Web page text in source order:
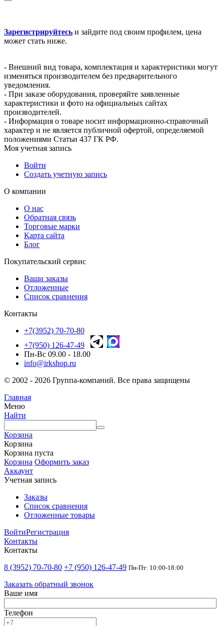
Зарегистрируйтесь и зайдите под своим профилем, цена
может стать ниже.
- Внешний вид товара, комплектация и характеристики могут
изменяться производителем без предварительного
уведомления.
- При заказе оборудования, проверяйте заявленные
характеристики и фото на официальных сайтах
производителей.
- Информация о товаре носит информационно-справочный
характер и не является публичной офертой, определяемой
положениями Статьи 437 ГК РФ.
Моя учетная запись
Войти
Создать учетную запись
О компании
О нас
Обратная связь
Торговые марки
Карта сайта
Блог
Покупательский сервис
Ваши заказы
Отложенные
Список сравнения
Контакты
+7(3952) 70-70-80
+7(950) 126-47-49
Пн-Вс 09.00 - 18.00
info@irkshop.ru
© 2002 - 2026 Группа-компаний. Все права защищены
Главная
Меню
Найти
Корзина
Корзина
Корзина пуста
Корзина Оформить заказ
Аккаунт
Учетная запись
Заказы
Список сравнения
Отложенные товары
ВойтиРегистрация
Контакты
Контакты
8 (3952) 70-70-80 +7 (950) 126-47-49 Пн-Пт: 10:00-18:00
Заказать обратный звонок
Ваше имя
Телефон